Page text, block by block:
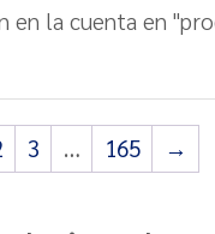
en la cuenta en
3 … 165 →